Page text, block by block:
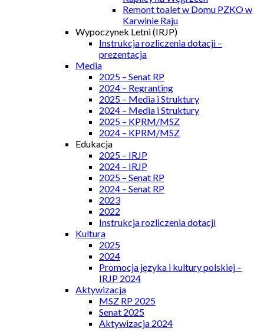
Remont toalet w Domu PZKO w
Karwinie Raju
Wypoczynek Letni (IRJP)
Instrukcja rozliczenia dotacji –
prezentacja
Media
2025 – Senat RP
2024 – Regranting
2025 – Media i Struktury
2024 – Media i Struktury
2025 – KPRM/MSZ
2024 – KPRM/MSZ
Edukacja
2025 – IRJP
2024 – IRJP
2025 – Senat RP
2024 – Senat RP
2023
2022
Instrukcja rozliczenia dotacji
Kultura
2025
2024
Promocja języka i kultury polskiej –
IRJP 2024
Aktywizacja
MSZ RP 2025
Senat 2025
Aktywizacja 2024